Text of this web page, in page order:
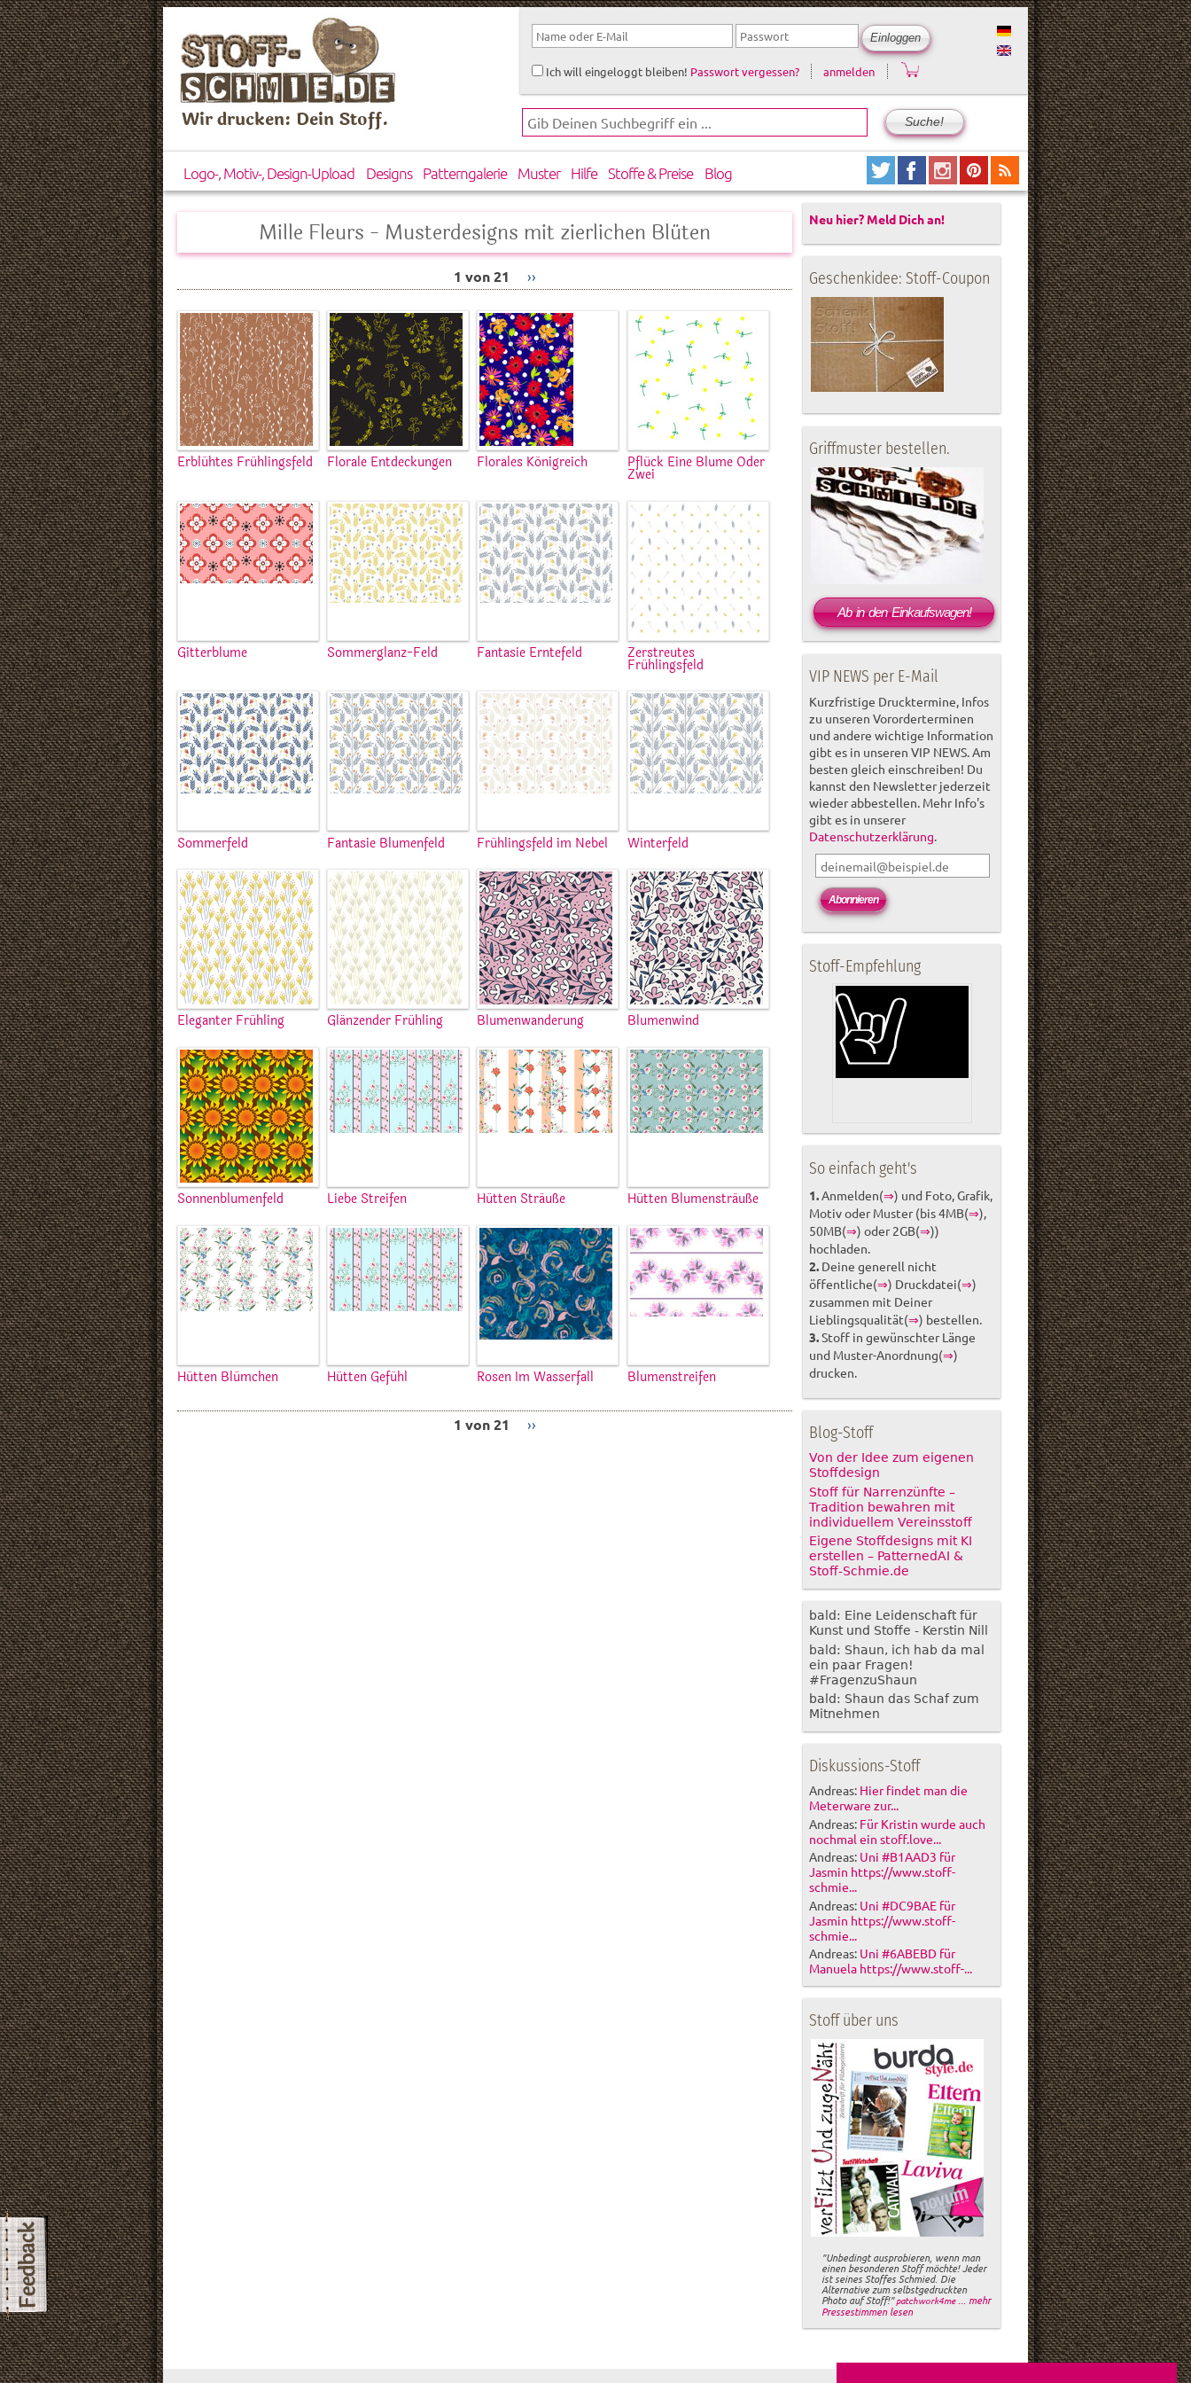
Wir drucken: Dein Stoff.
Ich will eingeloggt bleiben! Passwort vergessen? anmelden
Logo-, Motiv-, Design-Upload Designs Patterngalerie Muster Hilfe Stoffe & Preise Blog
Mille Fleurs - Musterdesigns mit zierlichen Blüten
1 von 21 ››
Erblühtes Frühlingsfeld Florale Entdeckungen Florales Königreich Pflück Eine Blume Oder
Zwei
Gitterblume Sommerglanz-Feld Fantasie Erntefeld Zerstreutes
Frühlingsfeld
Sommerfeld Fantasie Blumenfeld Frühlingsfeld im Nebel Winterfeld
Eleganter Frühling Glänzender Frühling Blumenwanderung Blumenwind
Sonnenblumenfeld Liebe Streifen Hütten Sträuße Hütten Blumensträuße
Hütten Blümchen Hütten Gefühl Rosen Im Wasserfall Blumenstreifen
1 von 21 ››
Neu hier? Meld Dich an!
Geschenkidee: Stoff-Coupon
Griffmuster bestellen.
Ab in den Einkaufswagen!
VIP NEWS per E-Mail
Kurzfristige Drucktermine, Infos
zu unseren Vororderterminen
und andere wichtige Information
gibt es in unseren VIP NEWS. Am
besten gleich einschreiben! Du
kannst den Newsletter jederzeit
wieder abbestellen. Mehr Info's
gibt es in unserer
Datenschutzerklärung.
Stoff-Empfehlung
So einfach geht's
1.Anmelden(⇒) und Foto, Grafik,
Motiv oder Muster (bis 4MB(⇒),
50MB(⇒) oder 2GB(⇒))
hochladen.
2. Deine generell nicht
öffentliche(⇒) Druckdatei(⇒)
zusammen mit Deiner
Lieblingsqualität(⇒) bestellen.
3.Stoff in gewünschter Länge
und Muster-Anordnung(⇒)
drucken.
Blog-Stoff
Von der Idee zum eigenen
Stoffdesign
Stoff für Narrenzünfte –
Tradition bewahren mit
individuellem Vereinsstoff
Eigene Stoffdesigns mit KI
erstellen – PatternedAI &
Stoff-Schmie.de
bald: Eine Leidenschaft für
Kunst und Stoffe - Kerstin Nill
bald: Shaun, ich hab da mal
ein paar Fragen!
#FragenzuShaun
bald: Shaun das Schaf zum
Mitnehmen
Diskussions-Stoff
Andreas: Hier findet man die
Meterware zur...
Andreas: Für Kristin wurde auch
nochmal ein stoff.love...
Andreas: Uni #B1AAD3 für
Jasmin https://www.stoff-
schmie...
Andreas: Uni #DC9BAE für
Jasmin https://www.stoff-
schmie...
Andreas: Uni #6ABEBD für
Manuela https://www.stoff-...
Stoff über uns
"Unbedingt ausprobieren, wenn man
einen besonderen Stoff möchte! Jeder
ist seines Stoffes Schmied. Die
Alternative zum selbstgedruckten
Photo auf Stoff!"patchwork4me ... mehr
Pressestimmen lesen